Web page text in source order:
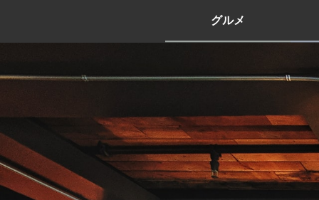
グルメ